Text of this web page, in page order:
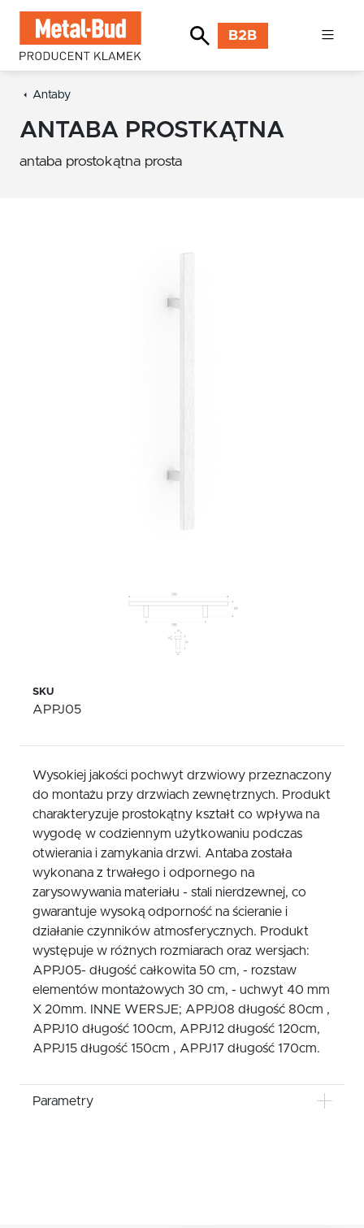
B2B
Antaby
ANTABA PROSTKĄTNA
antaba prostokątna prosta
SKU
APPJ05
Wysokiej jakości pochwyt drzwiowy przeznaczony
do montażu przy drzwiach zewnętrznych. Produkt
charakteryzuje prostokątny kształt co wpływa na
wygodę w codziennym użytkowaniu podczas
otwierania i zamykania drzwi. Antaba została
wykonana z trwałego i odpornego na
zarysowywania materiału - stali nierdzewnej, co
gwarantuje wysoką odporność na ścieranie i
działanie czynników atmosferycznych. Produkt
występuje w różnych rozmiarach oraz wersjach:
APPJ05- długość całkowita 50 cm, - rozstaw
elementów montażowych 30 cm, - uchwyt 40 mm
X 20mm. INNE WERSJE; APPJ08 długość 80cm ,
APPJ10 długość 100cm, APPJ12 długość 120cm,
APPJ15 długość 150cm , APPJ17 długość 170cm.
Parametry